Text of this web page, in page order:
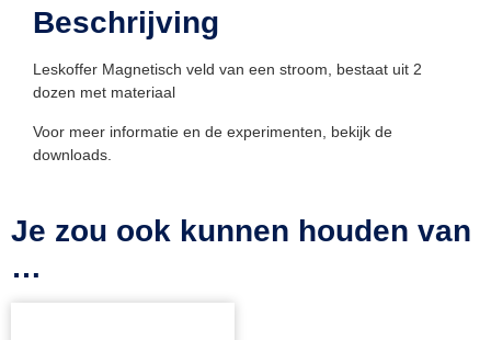
Beschrijving
Leskoffer Magnetisch veld van een stroom, bestaat uit 2
dozen met materiaal
Voor meer informatie en de experimenten, bekijk de
downloads.
Je zou ook kunnen houden van
…